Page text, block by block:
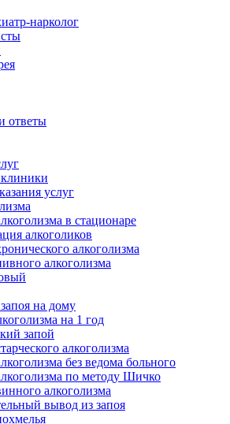
нарколог
ответы
услуг
в стационаре
алкоголиков
алкоголизма
алкоголизма
на дому
на 1 год
запой
алкоголизма
без ведома больного
по методу Шичко
алкоголизма
вывод из запоя